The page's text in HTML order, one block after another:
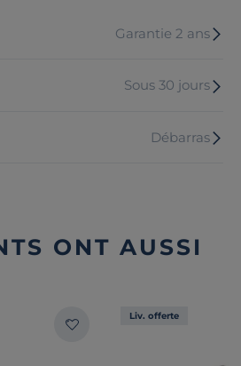
Garantie 2 ans
Sous 30 jours
Débarras
ONT AUSSI
Liv. offerte